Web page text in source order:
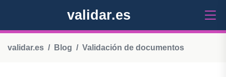
validar.es
validar.es Blog Validación de documentos